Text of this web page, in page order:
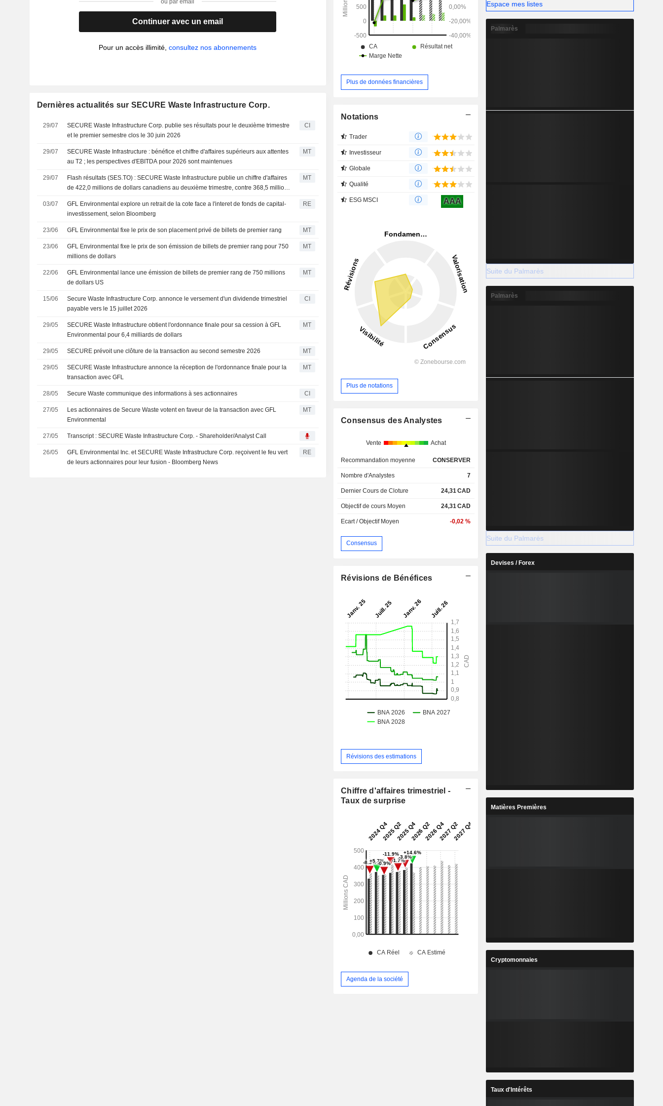
ou par email
Continuer avec un email
Pour un accès illimité,consultez nos abonnements
Dernières actualités sur SECURE Waste Infrastructure Corp.
29/07
SECURE Waste Infrastructure Corp. publie ses résultats pour le deuxième trimestre
et le premier semestre clos le 30 juin 2026
CI
29/07
SECURE Waste Infrastructure : bénéfice et chiffre d'affaires supérieurs aux attentes
au T2 ; les perspectives d'EBITDA pour 2026 sont maintenues
MT
29/07
Flash résultats (SES.TO) : SECURE Waste Infrastructure publie un chiffre d'affaires
de 422,0 millions de dollars canadiens au deuxième trimestre, contre 368,5 millions
MT
03/07
GFL Environmental explore un retrait de la cote face a l'interet de fonds de capital-
investissement, selon Bloomberg
RE
23/06 GFL Environmental fixe le prix de son placement privé de billets de premier rang MT
23/06
GFL Environmental fixe le prix de son émission de billets de premier rang pour 750
millions de dollars
MT
22/06
GFL Environmental lance une émission de billets de premier rang de 750 millions
de dollars US
MT
15/06
Secure Waste Infrastructure Corp. annonce le versement d'un dividende trimestriel
payable vers le 15 juillet 2026
CI
29/05
SECURE Waste Infrastructure obtient l'ordonnance finale pour sa cession à GFL
Environmental pour 6,4 milliards de dollars
MT
29/05 SECURE prévoit une clôture de la transaction au second semestre 2026 MT
29/05
SECURE Waste Infrastructure annonce la réception de l'ordonnance finale pour la
transaction avec GFL
MT
28/05 Secure Waste communique des informations à ses actionnaires CI
27/05
Les actionnaires de Secure Waste votent en faveur de la transaction avec GFL
Environmental
MT
27/05 Transcript : SECURE Waste Infrastructure Corp. - Shareholder/Analyst Call
26/05
GFL Environmental Inc. et SECURE Waste Infrastructure Corp. reçoivent le feu vert
de leurs actionnaires pour leur fusion - Bloomberg News
RE
liquides dérivés du gaz naturel, par le biais de
transactions, de mélanges et de stockage.
Plus de données financières
Notations
Trader
Investisseur
Globale
Qualité
ESG MSCI AAA
Plus de notations
Consensus des Analystes
Vente Achat
Recommandation moyenne CONSERVER
Nombre d'Analystes 7
Dernier Cours de Cloture 24,31 CAD
Objectif de cours Moyen 24,31 CAD
Ecart / Objectif Moyen -0,02 %
Consensus
Révisions de Bénéfices
Révisions des estimations
Chiffre d'affaires trimestriel -
Taux de surprise
Agenda de la société
Espace mes listes
Palmarès
Suite du Palmarès
Palmarès
Suite du Palmarès
Devises / Forex
Matières Premières
Cryptomonnaies
Taux d'Intérêts